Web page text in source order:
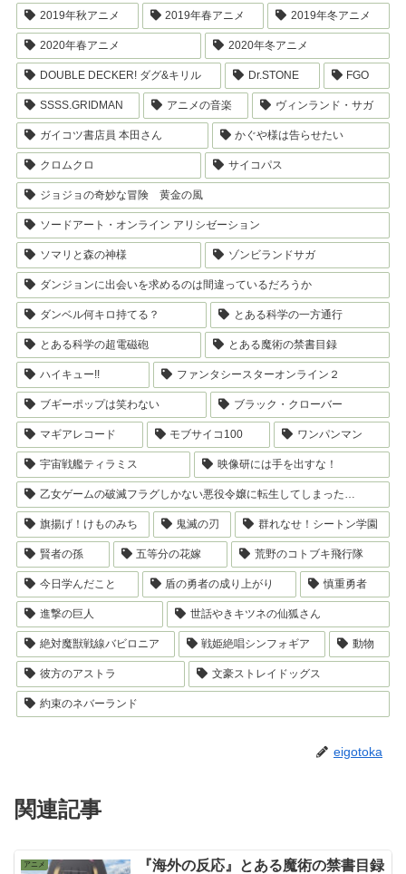
2019年秋アニメ 2019年春アニメ 2019年冬アニメ
2020年春アニメ 2020年冬アニメ
DOUBLE DECKER! ダグ&キリル Dr.STONE FGO
SSSS.GRIDMAN アニメの音楽 ヴィンランド・サガ
ガイコツ書店員 本田さん かぐや様は告らせたい
クロムクロ サイコパス
ジョジョの奇妙な冒険 黄金の風
ソードアート・オンライン アリシゼーション
ソマリと森の神様 ゾンビランドサガ
ダンジョンに出会いを求めるのは間違っているだろうか
ダンベル何キロ持てる？ とある科学の一方通行
とある科学の超電磁砲 とある魔術の禁書目録
ハイキュー!! ファンタシースターオンライン２
ブギーポップは笑わない ブラック・クローバー
マギアレコード モブサイコ100 ワンパンマン
宇宙戦艦ティラミス 映像研には手を出すな！
乙女ゲームの破滅フラグしかない悪役令嬢に転生してしまった…
旗揚げ！けものみち 鬼滅の刃 群れなせ！シートン学園
賢者の孫 五等分の花嫁 荒野のコトブキ飛行隊
今日学んだこと 盾の勇者の成り上がり 慎重勇者
進撃の巨人 世話やきキツネの仙狐さん
絶対魔獣戦線バビロニア 戦姫絶唱シンフォギア 動物
彼方のアストラ 文豪ストレイドッグス
約束のネバーランド
eigotoka
関連記事
アニメ
『海外の反応』とある魔術の禁書目録